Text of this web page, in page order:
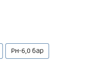
Рн-6,0 бар